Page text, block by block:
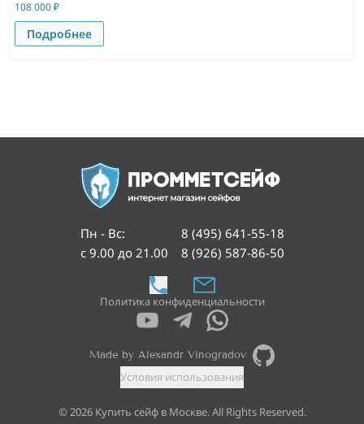
108 000₽
Подробнее
Пн - Вс:
с 9.00 до 21.00
8 (495) 641-55-18
8 (926) 587-86-50
Политика конфиденциальности
Условия использования
© 2026Купить сейф в Москве. All Rights Reserved.
Made by Alexandr Vinogradov